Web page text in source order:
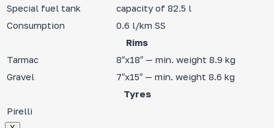
Special fuel tank
capacity of 82.5 l
Consumption
0.6 l/km SS
Rims
Tarmac
8″x18″ — min. weight 8.9 kg
Gravel
7″x15″ — min. weight 8.6 kg
Tyres
Pirelli